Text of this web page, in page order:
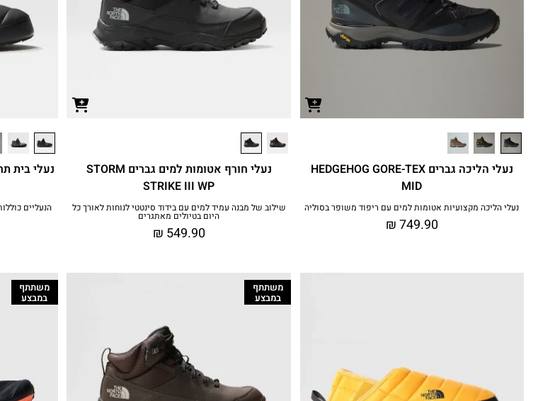
נעלי הליכה גברים HEDGEHOG GORE-TEX
MID
נעלי הליכה מקצועיות אטומות למים עם ריפוד משופר בסוליה
₪749.90
נעלי חורף אטומות למים גברים STORM
STRIKE III WP
שילוב של מבנה עמיד למים עם בידוד סינטטי לנוחות לאורך כל
היום בטיולים מאתגרים
₪ 549.90
משתתף
במבצע
משתתף
במבצע